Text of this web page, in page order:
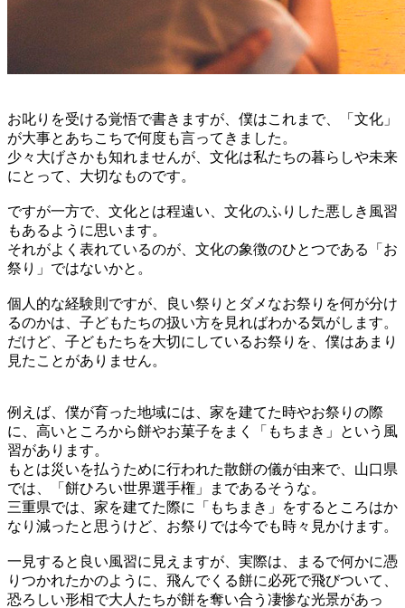
お叱りを受ける覚悟で書きますが、僕はこれまで、「文化」
が大事とあちこちで何度も言ってきました。
少々大げさかも知れませんが、文化は私たちの暮らしや未来
にとって、大切なものです。
ですが一方で、文化とは程遠い、文化のふりした悪しき風習
もあるように思います。
それがよく表れているのが、文化の象徴のひとつである「お
祭り」ではないかと。
個人的な経験則ですが、良い祭りとダメなお祭りを何が分け
るのかは、子どもたちの扱い方を見ればわかる気がします。
だけど、子どもたちを大切にしているお祭りを、僕はあまり
見たことがありません。
例えば、僕が育った地域には、家を建てた時やお祭りの際
に、高いところから餅やお菓子をまく「もちまき」という風
習があります。
もとは災いを払うために行われた散餅の儀が由来で、山口県
では、「餅ひろい世界選手権」まであるそうな。
三重県では、家を建てた際に「もちまき」をするところはか
なり減ったと思うけど、お祭りでは今でも時々見かけます。
一見すると良い風習に見えますが、実際は、まるで何かに憑
りつかれたかのように、飛んでくる餅に必死で飛びついて、
恐ろしい形相で大人たちが餅を奪い合う凄惨な光景があっ